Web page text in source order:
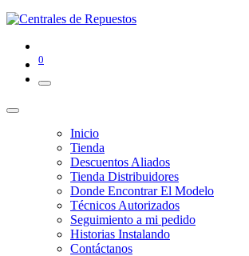
0
Inicio
Tienda
Descuentos Aliados
Tienda Distribuidores
Donde Encontrar El Modelo
Técnicos Autorizados
Seguimiento a mi pedido
Historias Instalando
Contáctanos